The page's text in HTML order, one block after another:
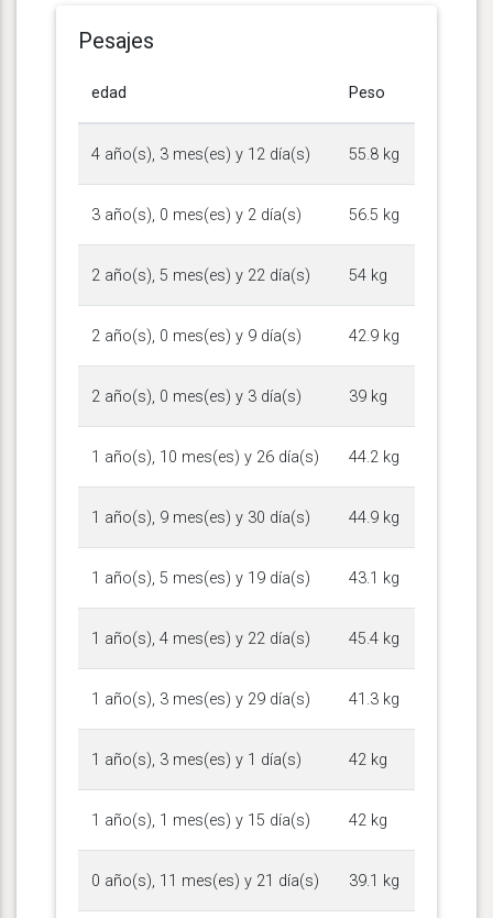
Pesajes
edad Peso
4 año(s), 3 mes(es) y 12 día(s) 55.8 kg
3 año(s), 0 mes(es) y 2 día(s) 56.5 kg
2 año(s), 5 mes(es) y 22 día(s) 54 kg
2 año(s), 0 mes(es) y 9 día(s) 42.9 kg
2 año(s), 0 mes(es) y 3 día(s) 39 kg
1 año(s), 10 mes(es) y 26 día(s) 44.2 kg
1 año(s), 9 mes(es) y 30 día(s) 44.9 kg
1 año(s), 5 mes(es) y 19 día(s) 43.1 kg
1 año(s), 4 mes(es) y 22 día(s) 45.4 kg
1 año(s), 3 mes(es) y 29 día(s) 41.3 kg
1 año(s), 3 mes(es) y 1 día(s) 42 kg
1 año(s), 1 mes(es) y 15 día(s) 42 kg
0 año(s), 11 mes(es) y 21 día(s) 39.1 kg